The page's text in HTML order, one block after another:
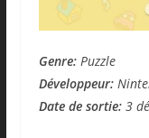
Genre: Puzzle
Développeur:
Date de sortie: 3